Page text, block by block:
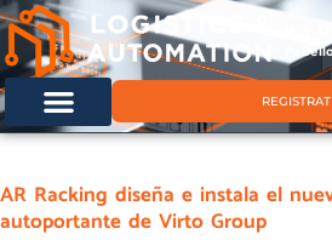
11 &
AR Racking diseña e instala el
autoportante de Virto Group